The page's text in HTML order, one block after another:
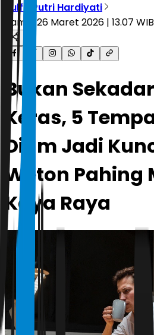
Zulfa Putri Hardiyati
Kamis, 26 Maret 2026 | 13.07 WIB
Bukan
Keras, 5
Diam Jadi
Weton Pahing
Kaya Raya